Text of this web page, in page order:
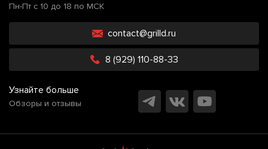
Пн-Пт с 10 до 18 по МСК
contact@grilld.ru
8 (929) 110-88-33
Узнайте больше
Обзоры и отзывы